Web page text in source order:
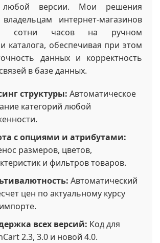
любой версии. Мои решения
интернет-магазинов
сотни часов на ручном
каталога, обеспечивая при этом
данных и корректность
в базе данных.
структуры: Автоматическое
категорий любой
с опциями и атрибутами:
размеров, цветов,
и фильтров товаров.
Автоматический
цен по актуальному курсу
всех версий: Код для
2.3, 3.0 и новой 4.0.